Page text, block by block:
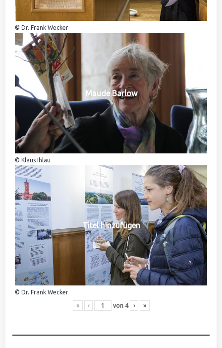
© Dr. Frank Wecker
Maude Barlow
© Klaus Ihlau
Titel hinzufügen
© Dr. Frank Wecker
« ‹ von 4 › »